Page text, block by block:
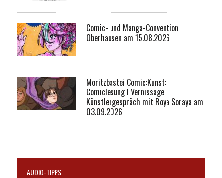
Comic- und Manga-Convention
Oberhausen am 15.08.2026
Moritzbastei Comic:Kunst:
Comiclesung I Vernissage I
Künstlergespräch mit Roya Soraya am
03.09.2026
AUDIO-TIPPS